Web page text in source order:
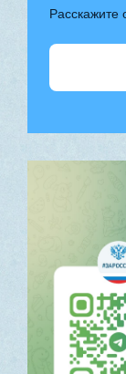
Расскажите